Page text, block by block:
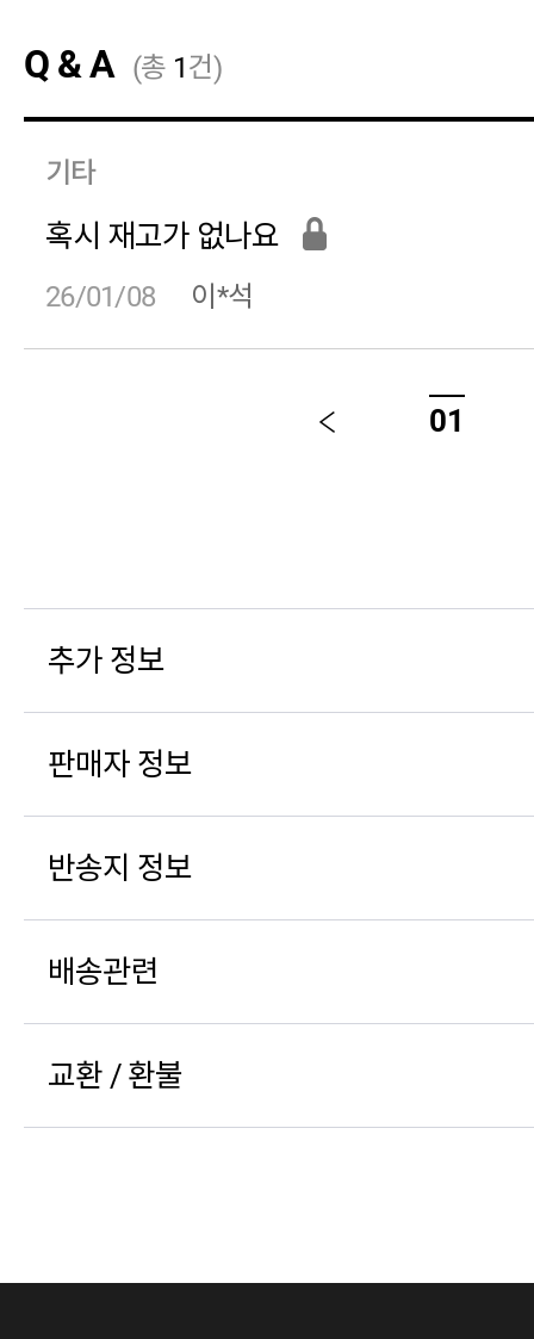
Q & A (총 1건)
기타
혹시 재고가 없나요
26/01/08 이*석
01
추가 정보
판매자 정보
반송지 정보
배송관련
교환 / 환불